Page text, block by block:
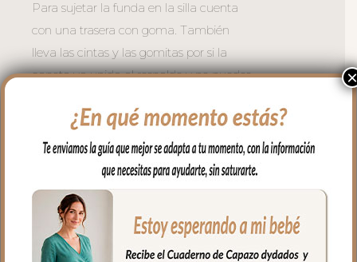
Para sujetar la funda en la silla cuenta
con una trasera con goma. También
lleva las cintas y las gomitas por si la
capota va unida al respaldo y no puedes
sujeción adicional el S_PLUS para
conseguir que a la funda quede mejor
sujeta al respaldo. Son unas cintas que
pasas por las aberturas de los arneses en
el respaldo hasta pasar a la parte
posterior y se abrochan entre ellas.
Las aberturas verticales en el respaldo y
×